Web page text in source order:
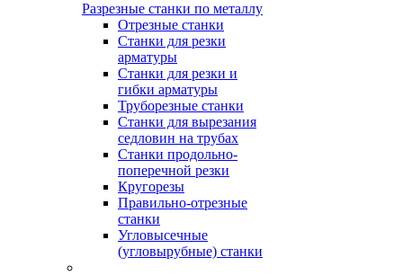
Разрезные станки по металлу
Отрезные станки
Станки для резки
арматуры
Станки для резки и
гибки арматуры
Труборезные станки
Станки для вырезания
седловин на трубаx
Станки продольно-
поперечной резки
Кругорезы
Правильно-отрезные
станки
Угловысечные
(угловырубные) станки